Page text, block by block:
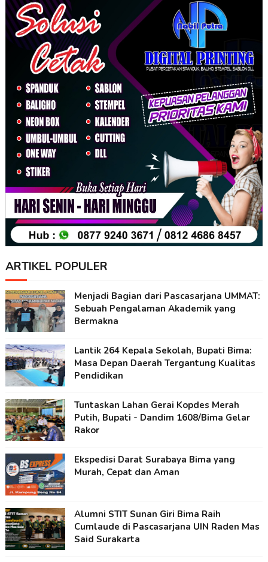
ARTIKEL POPULER
Menjadi Bagian dari Pascasarjana UMMAT:
Sebuah Pengalaman Akademik yang
Bermakna
Lantik 264 Kepala Sekolah, Bupati Bima:
Masa Depan Daerah Tergantung Kualitas
Pendidikan
Tuntaskan Lahan Gerai Kopdes Merah
Putih, Bupati - Dandim 1608/Bima Gelar
Rakor
Ekspedisi Darat Surabaya Bima yang
Murah, Cepat dan Aman
Alumni STIT Sunan Giri Bima Raih
Cumlaude di Pascasarjana UIN Raden Mas
Said Surakarta